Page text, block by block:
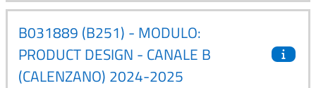
B031889 (B251) - MODULO:
PRODUCT DESIGN - CANALE B
(CALENZANO) 2024-2025